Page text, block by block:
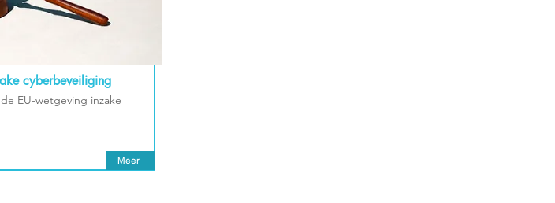
cyberbeveiliging
EU-wetgeving inzake
Meer